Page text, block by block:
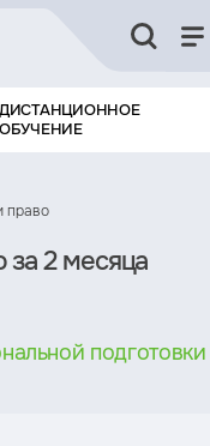
ДИСТАНЦИОННОЕ
ОБУЧЕНИЕ
право
2 месяца
подготовки